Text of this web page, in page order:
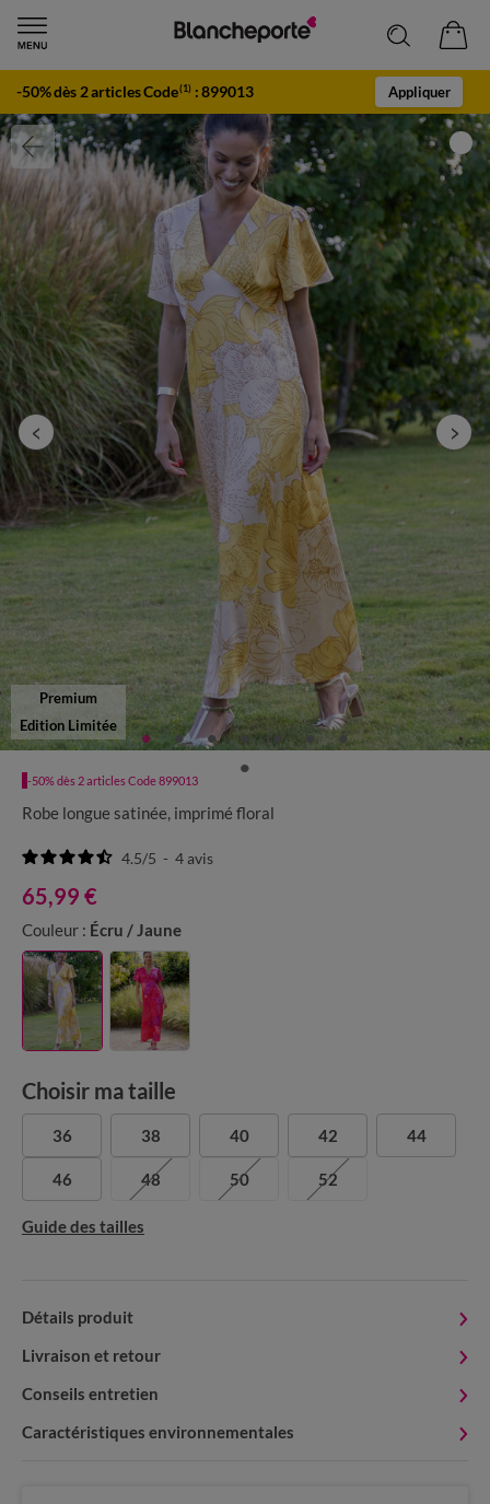
-50% dès 2 articles Code(1) :899013 Appliquer
Premium
Edition Limitée
-50% dès 2 articles Code 899013
Robe longue satinée, imprimé floral
4.5/5 - 4avis
65,99 €
Couleur : Écru / Jaune
Choisir ma taille
36 38 40 42 44
46 48 50 52
Guide des tailles
Détails produit
Livraison et retour
Conseils entretien
Caractéristiques environnementales